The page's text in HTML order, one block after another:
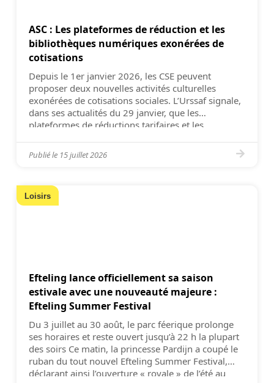
ASC : Les plateformes de réduction et les
bibliothèques numériques exonérées de
cotisations
Depuis le 1er janvier 2026, les CSE peuvent
proposer deux nouvelles activités culturelles
exonérées de cotisations sociales. L’Urssaf signale,
dans ses actualités du 29 janvier, que les
plateformes de réductions tarifaires et les
désormais exonérés de cotisations. Maintenant
logées à la même enseigne que les cartes de
Publié le 15 juillet 2026
Loisirs
Efteling lance officiellement sa saison
estivale avec une nouveauté majeure :
Efteling Summer Festival
Du 3 juillet au 30 août, le parc féerique prolonge
ses horaires et reste ouvert jusqu’à 22 h la plupart
des soirs Ce matin, la princesse Pardijn a coupé le
ruban du tout nouvel Efteling Summer Festival,
déclarant ainsi l’ouverture « royale » de l’été au